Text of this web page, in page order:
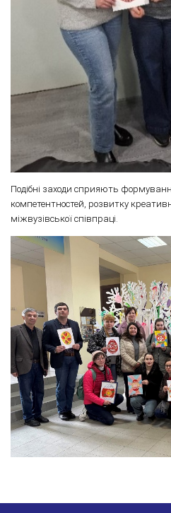
Подібні заходи сприяють
компетентностей, розвитку
міжвузівської співпраці.